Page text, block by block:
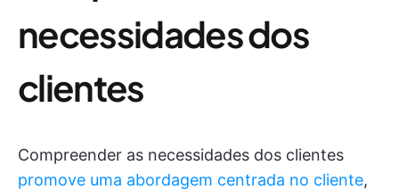
necessidades dos
clientes
Compreender as necessidades dos clientes
promove uma abordagem centrada no cliente,